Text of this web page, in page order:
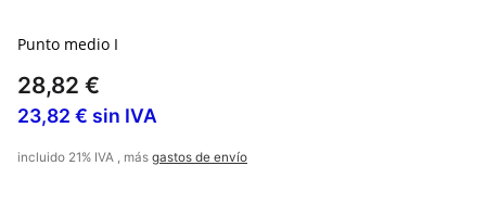
Punto medio I
28,82 €
23,82 € sin IVA
incluido 21% IVA , más gastos de envío